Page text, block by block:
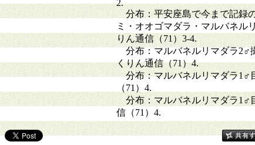
2.
分布：平安座島で今まで記録
ミ・オオゴマダラ・マルバネル
りん通信（71）3-4.
分布：マルバネルリマダラ2♂
くりん通信（71）4.
分布：マルバネルリマダラ1♂
（71）4.
分布：マルバネルリマダラ1♂
信（71）4.